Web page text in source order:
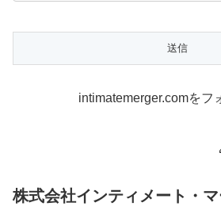
intimatemerger.comをフ
株式会社インティメート・